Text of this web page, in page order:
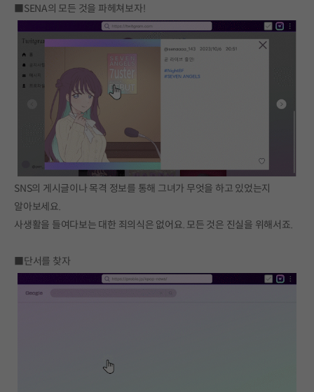
■SENA의 모든 것을 파헤쳐보자!
SNS의 게시글이나 목격 정보를 통해 그녀가 무엇을 하고 있었는지
알아보세요.
사생활을 들여다보는 대한 죄의식은 없어요. 모든 것은 진실을 위해서죠.
■단서를 찾자